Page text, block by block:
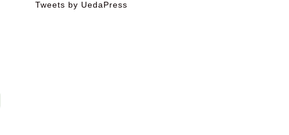
Tweets by UedaPress